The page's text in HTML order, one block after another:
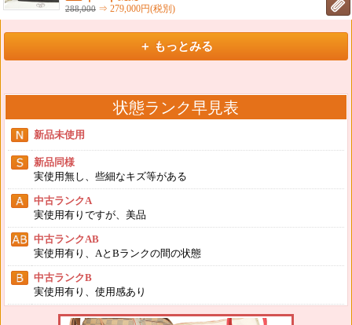
288,000 ⇒ 279,000円(税別)
＋ もっとみる
状態ランク早見表
新品未使用
新品同様
実使用無し、些細なキズ等がある
中古ランクA
実使用有りですが、美品
中古ランクAB
実使用有り、AとBランクの間の状態
中古ランクB
実使用有り、使用感あり